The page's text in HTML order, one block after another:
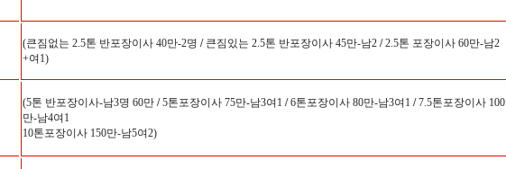
(큰짐없는 2.5톤 반포장이사 40만-2명 /큰짐있는 2.5톤 반포장이사 45만-남2 /2.5톤 포장이사 60만-남2
+여1)
(5톤 반포장이사-남3명 60만 /5톤포장이사 75만-남3여1 /6톤포장이사 80만-남3여1 /7.5톤포장이사 100
만-남4여1
10톤포장이사 150만-남5여2)